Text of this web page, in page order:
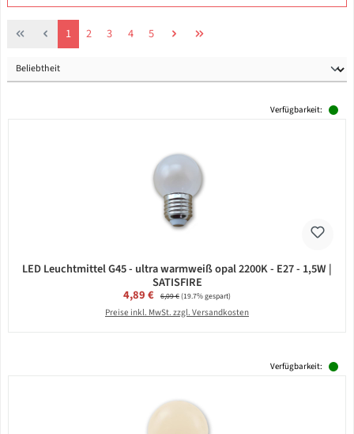
Seite
1 Seite
2 Seite
3 Seite
4 Seite
5
Verfügbarkeit:
LED Leuchtmittel G45 - ultra warmweiß opal 2200K - E27 - 1,5W |
SATISFIRE
Verkaufspreis:
4,89 € Regulärer Preis:
6,09 €(19.7% gespart)
Preise inkl. MwSt. zzgl. Versandkosten
Verfügbarkeit: